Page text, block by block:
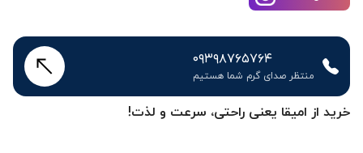
خرید از امیقا یعنی راحتی، سرعت و لذت!
۰۹۳۹۸۷۶۵۷۶۴
منتظر صدای گرم شما هستیم